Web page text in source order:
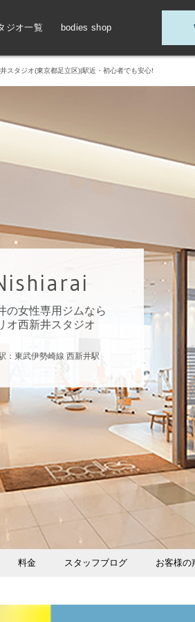
ジオ一覧 bodies shop
スタジオ(東京都足立区)|駅近・初心者でも安心!
の女性専用ジムなら
オ西新井スタジオ
：東武伊勢崎線 西新井駅
料金 スタッフブログ お客様の